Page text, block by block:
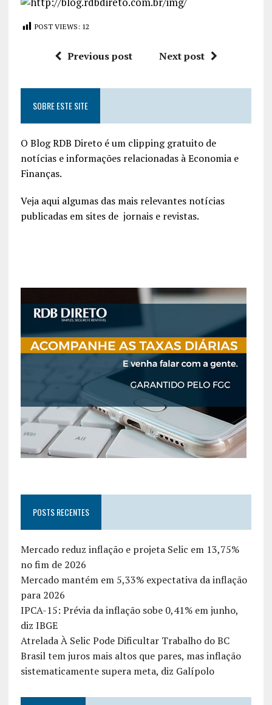
POST VIEWS: 12
Previous post Next post
SOBRE ESTE SITE
O Blog RDB Direto é um clipping gratuito de
notícias e informações relacionadas à Economia e
Finanças.
Veja aqui algumas das mais relevantes notícias
publicadas em sites de jornais e revistas.
POSTS RECENTES
Mercado reduz inflação e projeta Selic em 13,75%
no fim de 2026
Mercado mantém em 5,33% expectativa da inflação
para 2026
IPCA-15: Prévia da inflação sobe 0,41% em junho,
diz IBGE
Atrelada À Selic Pode Dificultar Trabalho do BC
Brasil tem juros mais altos que pares, mas inflação
sistematicamente supera meta, diz Galípolo